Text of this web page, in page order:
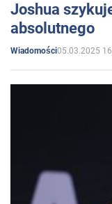
Joshua
absolutnego
Wiadomości05.03.2025